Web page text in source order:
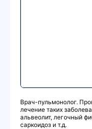
Врач-пульмонолог.
лечение таких
альвеолит, легочный
саркоидоз и т.д.